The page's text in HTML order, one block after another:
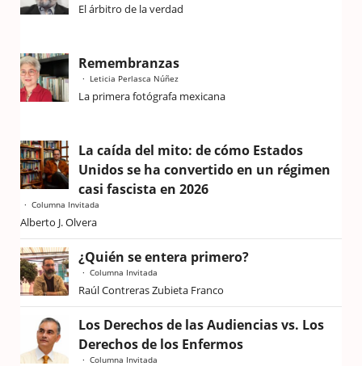
El árbitro de la verdad
Remembranzas
Leticia Perlasca Núñez
La primera fotógrafa mexicana
La caída del mito: de cómo Estados
Unidos se ha convertido en un régimen
casi fascista en 2026
Columna Invitada
Alberto J. Olvera
¿Quién se entera primero?
Columna Invitada
Raúl Contreras Zubieta Franco
Los Derechos de las Audiencias vs. Los
Derechos de los Enfermos
Columna Invitada